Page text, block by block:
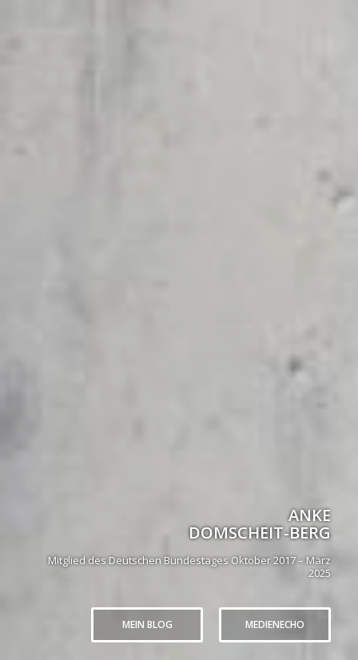
ANKE
DOMSCHEIT-BERG
Mitglied des Deutschen Bundestages Oktober 2017 – März
2025
MEIN BLOG MEDIENECHO